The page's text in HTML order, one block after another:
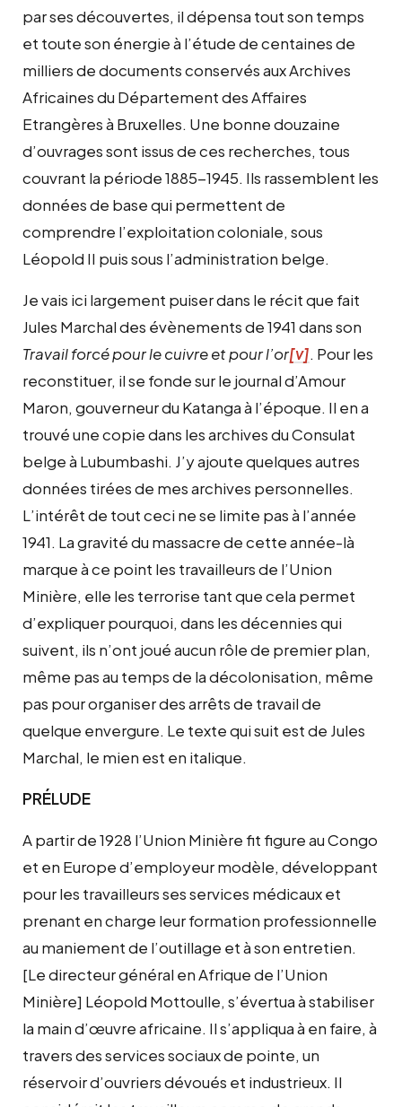
par ses découvertes, il dépensa tout son temps
et toute son énergie à l’étude de centaines de
milliers de documents conservés aux Archives
Africaines du Département des Affaires
Etrangères à Bruxelles. Une bonne douzaine
d’ouvrages sont issus de ces recherches, tous
couvrant la période 1885-1945. Ils rassemblent les
données de base qui permettent de
comprendre l’exploitation coloniale, sous
Léopold II puis sous l’administration belge.
Je vais ici largement puiser dans le récit que fait
Jules Marchal des évènements de 1941 dans son
Travail forcé pour le cuivre et pour l’or[v]. Pour les
reconstituer, il se fonde sur le journal d’Amour
Maron, gouverneur du Katanga à l’époque. Il en a
trouvé une copie dans les archives du Consulat
belge à Lubumbashi. J’y ajoute quelques autres
données tirées de mes archives personnelles.
L’intérêt de tout ceci ne se limite pas à l’année
1941. La gravité du massacre de cette année-là
marque à ce point les travailleurs de l’Union
Minière, elle les terrorise tant que cela permet
d’expliquer pourquoi, dans les décennies qui
suivent, ils n’ont joué aucun rôle de premier plan,
même pas au temps de la décolonisation, même
pas pour organiser des arrêts de travail de
quelque envergure. Le texte qui suit est de Jules
Marchal, le mien est en italique.
PRÉLUDE
A partir de 1928 l’Union Minière fit figure au Congo
et en Europe d’employeur modèle, développant
pour les travailleurs ses services médicaux et
prenant en charge leur formation professionnelle
au maniement de l’outillage et à son entretien.
[Le directeur général en Afrique de l’Union
Minière] Léopold Mottoulle, s’évertua à stabiliser
la main d’œuvre africaine. Il s’appliqua à en faire, à
travers des services sociaux de pointe, un
réservoir d’ouvriers dévoués et industrieux. Il